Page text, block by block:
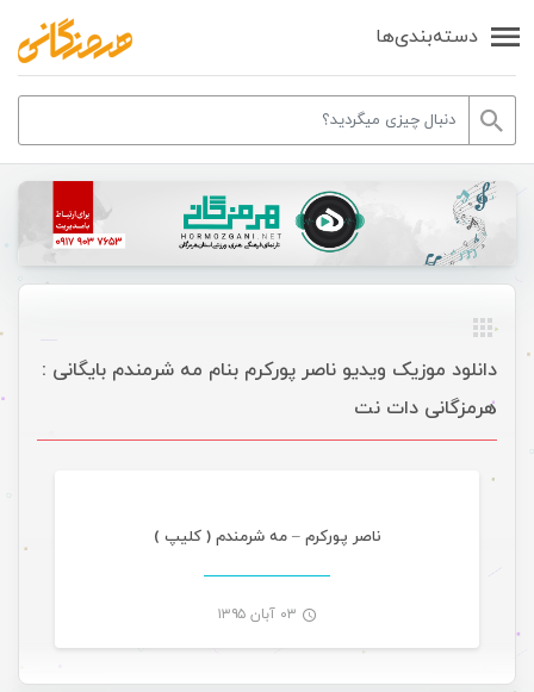
دسته‌بندی‌ها
دانلود موزیک ویدیو ناصر پورکرم بنام مه شرمندم بایگانی :
هرمزگانی دات نت
ناصر پورکرم – مه شرمندم ( کلیپ )
۰۳ آبان ۱۳۹۵